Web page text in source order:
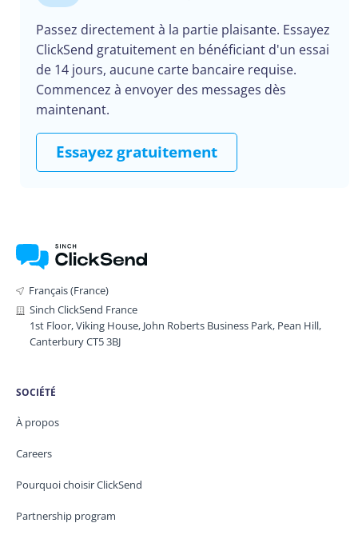
Passez directement à la partie plaisante. Essayez
ClickSend gratuitement en bénéficiant d'un essai
de 14 jours, aucune carte bancaire requise.
Commencez à envoyer des messages dès
maintenant.
Essayez gratuitement
Français (France)
Sinch ClickSend France
1st Floor, Viking House, John Roberts Business Park, Pean Hill,
Canterbury CT5 3BJ
SOCIÉTÉ
À propos
Careers
Pourquoi choisir ClickSend
Partnership program